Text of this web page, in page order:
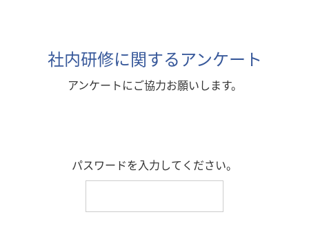
社内研修に関するアンケート
アンケートにご協力お願いします。
パスワードを入力してください。